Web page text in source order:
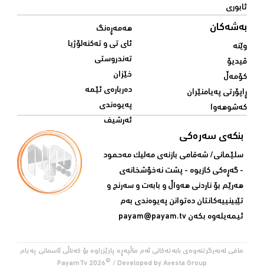
ئابوری
بەشەکان
وێنە
ڤیدیۆ
کۆمەڵ
ڕاپۆرتی پەیامنێران
کەشوهەوا
هەمەڕەنگ
ئای تی و تەکنەلۆژیا
تەندروستی
خێزان
دەربارەی ئێمە
پەیوەندی
ئەرشیف
بنکەی سەرەکی
سلێمانی/ شه‌قامی بازنه‌ی مه‌لیک مه‌حمود
- گه‌ڕه‌کی کازیوه‌ - پشت نه‌خۆشخانه‌ی‌
هه‌رێم بۆ ناردنی‌ هه‌واڵ و بابه‌ت و سه‌رنج و
تێبینییه‌كانتان ده‌توانن په‌یوه‌ندی‌ به‌م
ئیمه‌یله‌وه‌ بكه‌ن payam@payam.tv
مافی لەبەرگرتنەوەی بابەتەکانی ئەم ماڵپەڕە پارێزراوە بۆ کەناڵی ئاسمانی پەیام
PayamTv 2026© / Developed byAvesta Group